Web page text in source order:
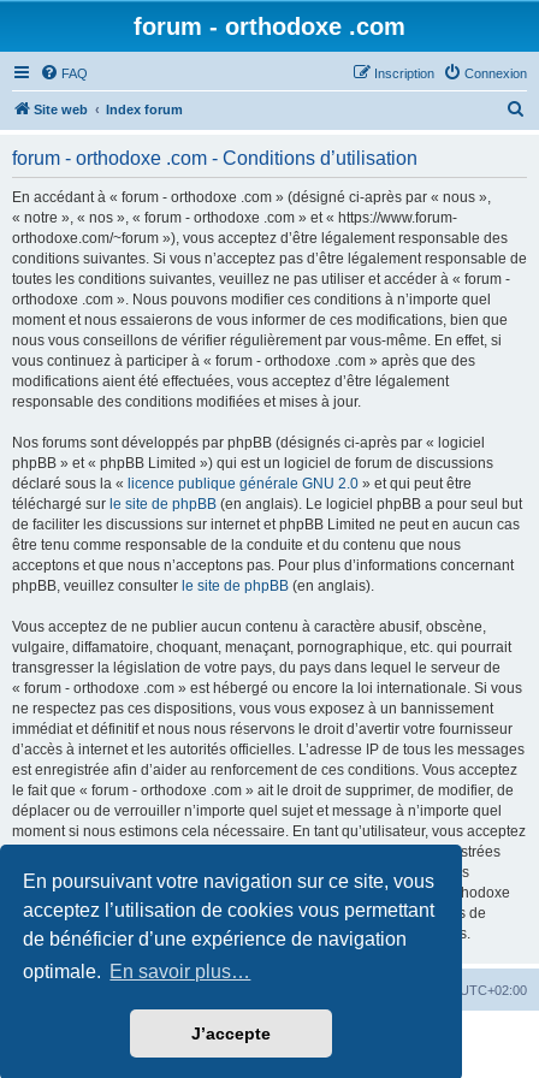
En poursuivant votre navigation sur ce site, vous
acceptez l’utilisation de cookies vous permettant
de bénéficier d’une expérience de navigation
optimale. En savoir plus…
J’accepte
forum - orthodoxe .com
FAQ Connexion
Inscription
Site web Index forum
forum - orthodoxe .com - Conditions d’utilisation
En accédant à « forum - orthodoxe .com » (désigné ci-après par « nous »,
« notre », « nos », « forum - orthodoxe .com » et « https://www.forum-
orthodoxe.com/~forum »), vous acceptez d’être légalement responsable des
conditions suivantes. Si vous n’acceptez pas d’être légalement responsable de
toutes les conditions suivantes, veuillez ne pas utiliser et accéder à « forum -
orthodoxe .com ». Nous pouvons modifier ces conditions à n’importe quel
moment et nous essaierons de vous informer de ces modifications, bien que
nous vous conseillons de vérifier régulièrement par vous-même. En effet, si
vous continuez à participer à « forum - orthodoxe .com » après que des
modifications aient été effectuées, vous acceptez d’être légalement
responsable des conditions modifiées et mises à jour.
Nos forums sont développés par phpBB (désignés ci-après par « logiciel
phpBB » et « phpBB Limited ») qui est un logiciel de forum de discussions
déclaré sous la « licence publique générale GNU 2.0 » et qui peut être
téléchargé sur le site de phpBB (en anglais). Le logiciel phpBB a pour seul but
de faciliter les discussions sur internet et phpBB Limited ne peut en aucun cas
être tenu comme responsable de la conduite et du contenu que nous
acceptons et que nous n’acceptons pas. Pour plus d’informations concernant
phpBB, veuillez consulter le site de phpBB (en anglais).
Vous acceptez de ne publier aucun contenu à caractère abusif, obscène,
vulgaire, diffamatoire, choquant, menaçant, pornographique, etc. qui pourrait
transgresser la législation de votre pays, du pays dans lequel le serveur de
« forum - orthodoxe .com » est hébergé ou encore la loi internationale. Si vous
ne respectez pas ces dispositions, vous vous exposez à un bannissement
immédiat et définitif et nous nous réservons le droit d’avertir votre fournisseur
d’accès à internet et les autorités officielles. L’adresse IP de tous les messages
est enregistrée afin d’aider au renforcement de ces conditions. Vous acceptez
le fait que « forum - orthodoxe .com » ait le droit de supprimer, de modifier, de
déplacer ou de verrouiller n’importe quel sujet et message à n’importe quel
moment si nous estimons cela nécessaire. En tant qu’utilisateur, vous acceptez
que toutes les informations que vous avez renseignées soient enregistrées
dans notre base de données. Bien que ces informations ne seront pas
diffusées à une tierce partie sans votre consentement, ni « forum - orthodoxe
.com », ni phpBB, ne pourront être tenus comme responsables en cas de
tentative de piratage informatique visant à compromettre vos données.
UTC+02:00
phpBB® Forum Software © phpBB Limited
©